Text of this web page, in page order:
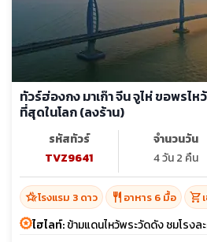
ทัวร์ฮ่องกง มาเก๊า จีน จูไห่ ขอพรไ
ที่สุดในโลก (ลงร้าน)
รหัสทัวร์
TVZ9641
จำนวนวัน
4 วัน 2 คืน
hotel_classโรงแรม 3 ดาว restaurant อาหาร 6 มื้อ shopping_cart
ไฮไลท์:ข้ามแดนไหว้พระวัดดัง ชมโรงล